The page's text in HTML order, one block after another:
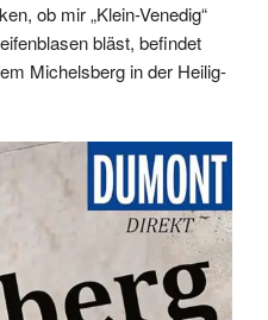
ob mir „Klein-Venedig“
bläst, befindet
Michelsberg in der Heilig-